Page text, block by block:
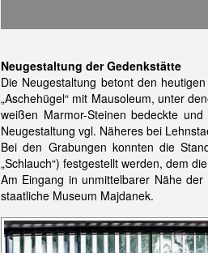
Neugestaltung der Gedenkstätte
Die Neugestaltung betont den
„Aschehügel“ mit Mausoleum, unter
weißen Marmor-Steinen bedeckte
Neugestaltung vgl. Näheres bei
Bei den Grabungen konnten die
„Schlauch“) festgestellt werden, dem
Am Eingang in unmittelbarer Nähe
staatliche Museum Majdanek.